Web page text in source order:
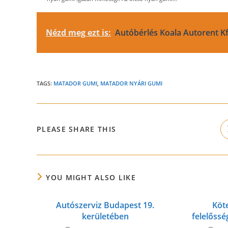
Nézd meg ezt is: Autóbérlés Koala Autorent
TAGS: MATADOR GUMI, MATADOR NYÁRI GUMI
PLEASE SHARE THIS
YOU MIGHT ALSO LIKE
Autószerviz Budapest 19.
kerületében